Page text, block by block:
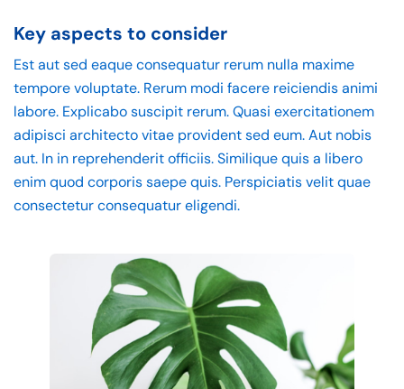
Key aspects to consider
Est aut sed eaque consequatur rerum nulla maxime
tempore voluptate. Rerum modi facere reiciendis animi
labore. Explicabo suscipit rerum. Quasi exercitationem
adipisci architecto vitae provident sed eum. Aut nobis
aut. In in reprehenderit officiis. Similique quis a libero
enim quod corporis saepe quis. Perspiciatis velit quae
consectetur consequatur eligendi.